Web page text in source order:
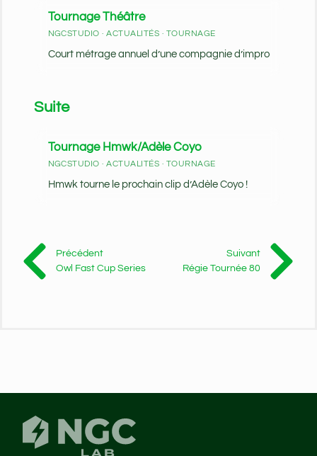
Tournage Théâtre
NGCSTUDIO · ACTUALITÉS · TOURNAGE
Court métrage annuel d’une compagnie d’impro
Suite
Tournage Hmwk/Adèle Coyo
NGCSTUDIO · ACTUALITÉS · TOURNAGE
Hmwk tourne le prochain clip d’Adèle Coyo !
Précédent
Owl Fast Cup Series
Suivant
Régie Tournée 80